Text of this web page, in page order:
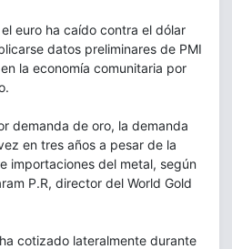
euro ha caído contra el dólar
datos preliminares de PMI
la economía comunitaria por
demanda de oro, la demanda
en tres años a pesar de la
importaciones del metal, según
P.R, director del World Gold
cotizado lateralmente durante